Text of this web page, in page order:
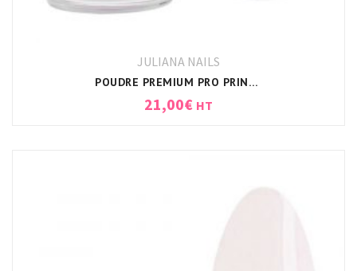
JULIANA NAILS
POUDRE PREMIUM PRO PRINCESS JULIANA NAILS
21,00€ HT